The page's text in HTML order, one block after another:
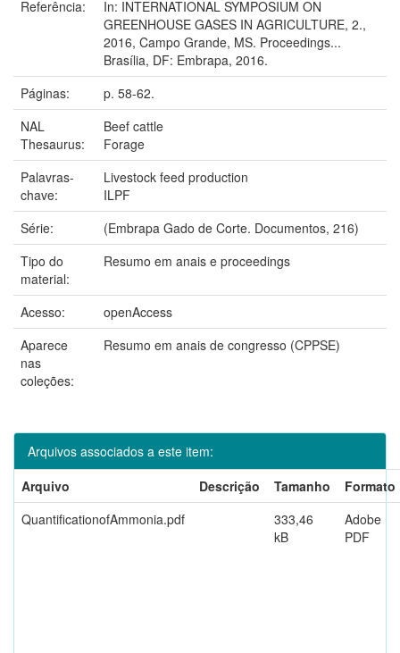
Referência:
In: INTERNATIONAL SYMPOSIUM ON
GREENHOUSE GASES IN AGRICULTURE, 2.,
2016, Campo Grande, MS. Proceedings...
Brasília, DF: Embrapa, 2016.
Páginas:
p. 58-62.
NAL
Thesaurus:
Beef cattle
Forage
Palavras-
chave:
Livestock feed production
ILPF
Série:
(Embrapa Gado de Corte. Documentos, 216)
Tipo do
material:
Resumo em anais e proceedings
Acesso:
openAccess
Aparece
nas
coleções:
Resumo em anais de congresso (CPPSE)
Arquivos associados a este item:
Arquivo
Descrição Tamanho
Formato
QuantificationofAmmonia.pdf
333,46
kB
Adobe
PDF